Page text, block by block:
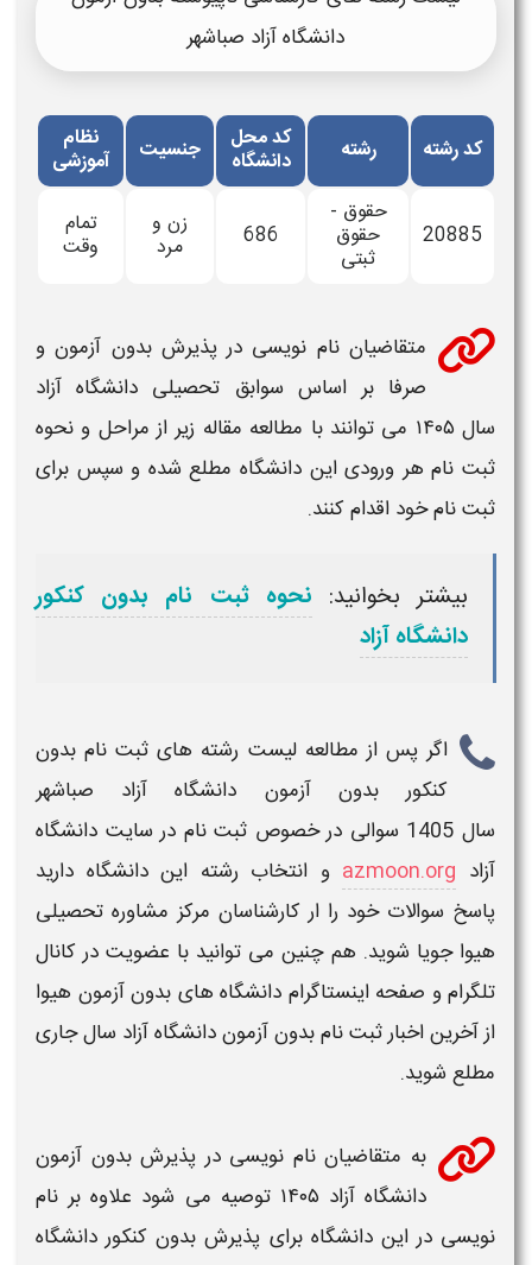
دانشگاه آزاد صباشهر
کد رشته رشته کد محل
دانشگاه جنسیت نظام
آموزشی
20885
حقوق -
حقوق
ثبتی
686 زن و
مرد
تمام
وقت
متقاضیان نام نویسی در پذیرش بدون آزمون و
صرفا بر اساس سوابق تحصیلی دانشگاه آزاد
سال ۱۴۰۵
می توانند با مطالعه مقاله زیر از مراحل و نحوه
ثبت نام هر ورودی این دانشگاه مطلع شده و سپس برای
ثبت نام خود اقدام کنند.
بیشتر بخوانید: نحوه ثبت نام بدون کنکور
دانشگاه آزاد
اگر پس از مطالعهلیست رشته های ثبت نام بدون
کنکور بدون آزمون دانشگاه آزاد صباشهر
سال 1405 سوالی در خصوص ثبت نام در سایت دانشگاه
آزاد azmoon.org و انتخاب رشته ایندانشگاه دارید
پاسخ سوالات خود را ار کارشناسان مرکز مشاوره تحصیلی
هیوا جویا شوید. هم چنین می توانید با عضویت در کانال
تلگرام و صفحه اینستاگرام دانشگاه های بدون آزمون هیوا
از آخرین اخبارثبت نام بدون آزمون دانشگاه آزاد سال جاری
مطلع شوید.
به متقاضیان نام نویسی در پذیرشبدون آزمون
دانشگاه آزاد ۱۴۰۵
توصیه می شود علاوه بر نام
نویسی در ایندانشگاهبرای پذیرش بدون کنکور دانشگاه